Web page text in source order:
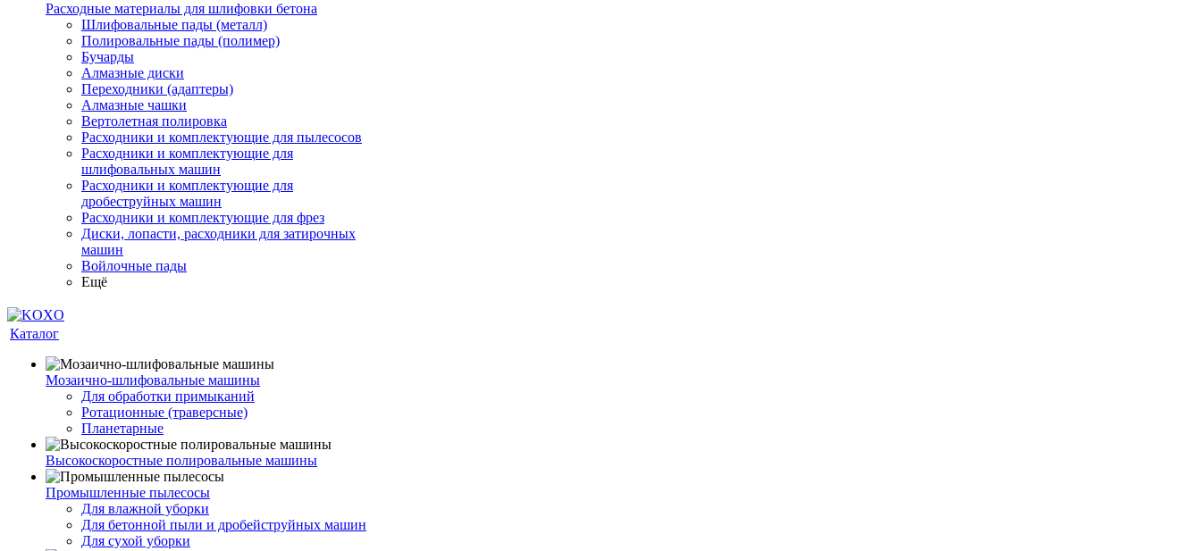
Расходные материалы для шлифовки бетона
Шлифовальные пады (металл)
Полировальные пады (полимер)
Бучарды
Алмазные диски
Переходники (адаптеры)
Алмазные чашки
Вертолетная полировка
Расходники и комплектующие для пылесосов
Расходники и комплектующие для
шлифовальных машин
Расходники и комплектующие для
дробеструйных машин
Расходники и комплектующие для фрез
Диски, лопасти, расходники для затирочных
машин
Войлочные пады
Ещё
Каталог
Мозаично-шлифовальные машины
Для обработки примыканий
Ротационные (траверсные)
Планетарные
Высокоскоростные полировальные машины
Промышленные пылесосы
Для влажной уборки
Для бетонной пыли и дробейструйных машин
Для сухой уборки